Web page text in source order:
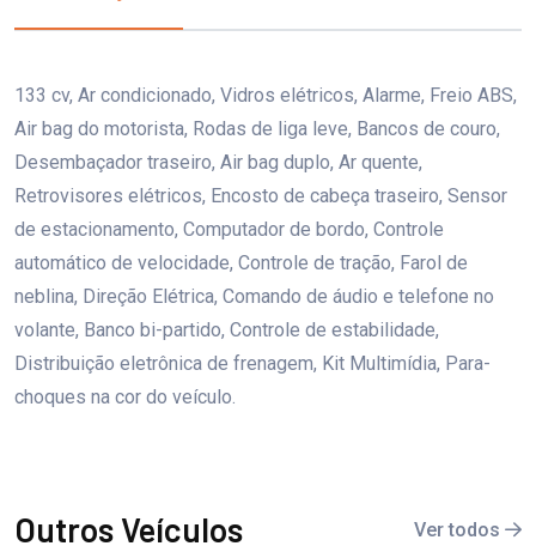
133 cv, Ar condicionado, Vidros elétricos, Alarme, Freio ABS,
Air bag do motorista, Rodas de liga leve, Bancos de couro,
Desembaçador traseiro, Air bag duplo, Ar quente,
Retrovisores elétricos, Encosto de cabeça traseiro, Sensor
de estacionamento, Computador de bordo, Controle
automático de velocidade, Controle de tração, Farol de
neblina, Direção Elétrica, Comando de áudio e telefone no
volante, Banco bi-partido, Controle de estabilidade,
Distribuição eletrônica de frenagem, Kit Multimídia, Para-
choques na cor do veículo.
Outros Veículos Ver todos